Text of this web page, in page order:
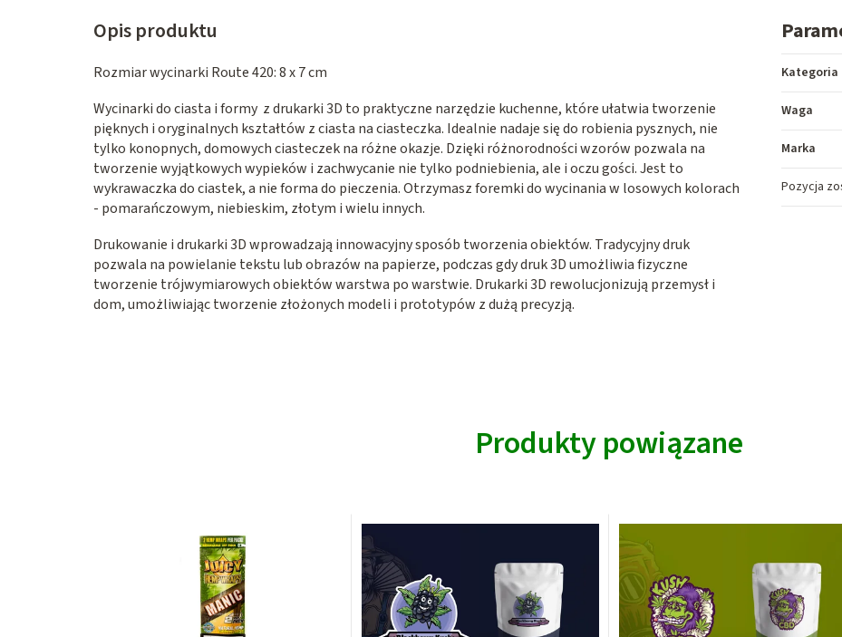
Rozmiar wycinarki Route 420: 8 x 7 cm
Wycinarki do ciasta i formy z drukarki 3D to praktyczne narzędzie kuchenne, które ułatwia tworzenie
pięknych i oryginalnych kształtów z ciasta na ciasteczka. Idealnie nadaje się do robienia pysznych, nie
tylko konopnych, domowych ciasteczek na różne okazje. Dzięki różnorodności wzorów pozwala na
tworzenie wyjątkowych wypieków i zachwycanie nie tylko podniebienia, ale i oczu gości. Jest to
wykrawaczka do ciastek, a nie forma do pieczenia. Otrzymasz foremki do wycinania w losowych kolorach
- pomarańczowym, niebieskim, złotym i wielu innych.
Drukowanie i drukarki 3D wprowadzają innowacyjny sposób tworzenia obiektów. Tradycyjny druk
pozwala na powielanie tekstu lub obrazów na papierze, podczas gdy druk 3D umożliwia fizyczne
tworzenie trójwymiarowych obiektów warstwa po warstwie. Drukarki 3D rewolucjonizują przemysł i
dom, umożliwiając tworzenie złożonych modeli i prototypów z dużą precyzją.
Kategoria
Waga
Marka
Pozycja
Produkty powiązane